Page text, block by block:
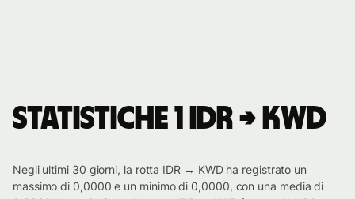
Statistiche 1 IDR → KWD
Negli ultimi 30 giorni, la rotta IDR → KWD ha registrato un
massimo di 0,0000 e un minimo di 0,0000, con una media di